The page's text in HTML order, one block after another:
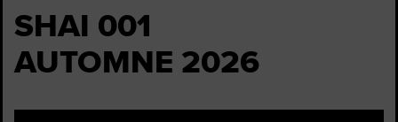
SHAI 001
AUTOMNE 2026